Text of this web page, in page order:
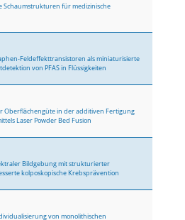
Schaumstrukturen für medizinische
Feldeffekttransistoren als miniaturisierte
von PFAS in Flüssigkeiten
Oberflächengüte in der additiven Fertigung
Laser Powder Bed Fusion
Bildgebung mit strukturierter
kolposkopische Krebsprävention
von monolithischen